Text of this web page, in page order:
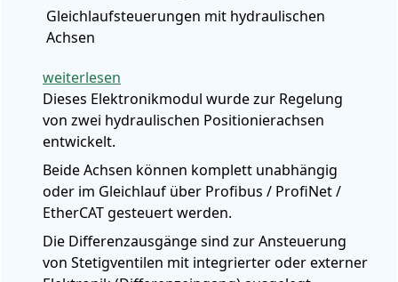
Gleichlaufsteuerungen mit hydraulischen
Achsen
weiterlesen
Dieses Elektronikmodul wurde zur Regelung
von zwei hydraulischen Positionierachsen
entwickelt.
Beide Achsen können komplett unabhängig
oder im Gleichlauf über Profibus / ProfiNet /
EtherCAT gesteuert werden.
Die Differenzausgänge sind zur Ansteuerung
von Stetigventilen mit integrierter oder externer